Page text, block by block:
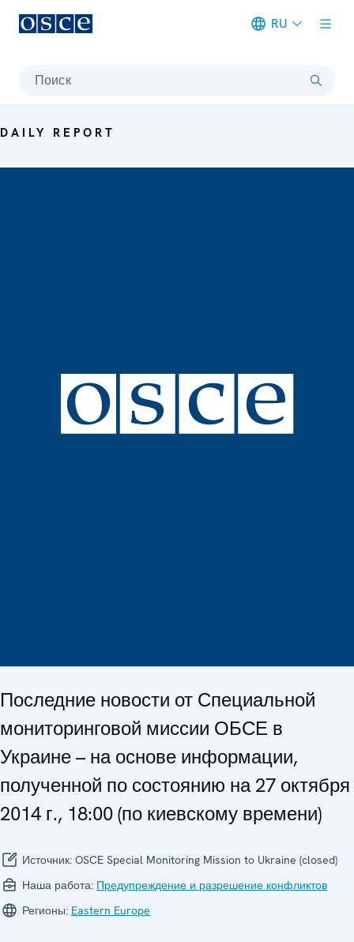
RU
Поиск
DAILY REPORT
Последние новости от Специальной
мониторинговой миссии ОБСЕ в
Украине – на основе информации,
полученной по состоянию на 27 октября
2014 г., 18:00 (по киевскому времени)
Источник: OSCE Special Monitoring Mission to Ukraine (closed)
Наша работа: Предупреждение и разрешение конфликтов
Регионы: Eastern Europe